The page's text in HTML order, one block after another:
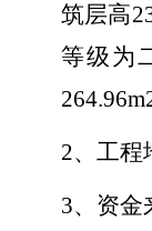
筑层高
等级为
2、工程
3、资金